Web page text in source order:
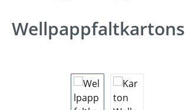
Wellpappfaltkartons
Bildergalerie überspringen